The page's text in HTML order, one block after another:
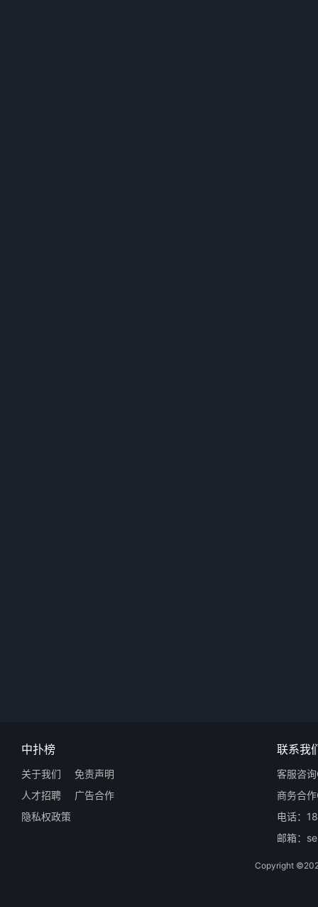
中扑榜
关于我们
免责声明
人才招聘
广告合作
隐私权政策
联系我
客服咨
商务合
电话：
邮箱：
Copyright